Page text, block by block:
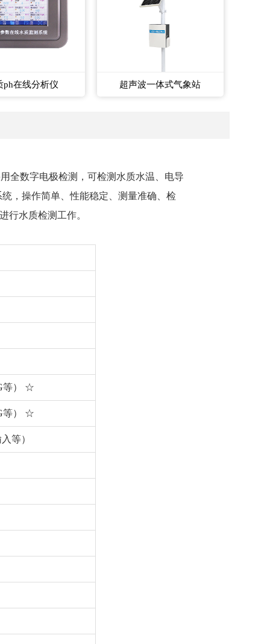
ph在线分析仪 超声波一体式气象站
全数字电极检测，可检测水质水温、电导
，操作简单、性能稳定、测量准确、检
行水质检测工作。
等） ☆
等） ☆
等）